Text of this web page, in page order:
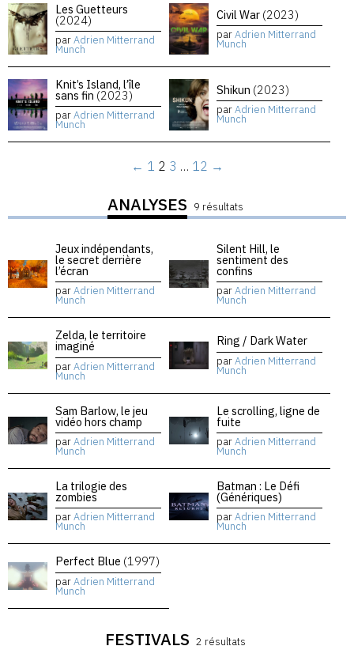
Les Guetteurs
(2024)
parAdrien Mitterrand
Munch
Civil War (2023)
parAdrien Mitterrand
Munch
Knit’s Island, l’île
sans fin (2023)
parAdrien Mitterrand
Munch
Shikun (2023)
parAdrien Mitterrand
Munch
← 1 2 3 … 12 →
ANALYSES 9 résultats
Jeux indépendants,
le secret derrière
l’écran
parAdrien Mitterrand
Munch
Silent Hill, le
sentiment des
confins
parAdrien Mitterrand
Munch
Zelda, le territoire
imaginé
parAdrien Mitterrand
Munch
Ring / Dark Water
parAdrien Mitterrand
Munch
Sam Barlow, le jeu
vidéo hors champ
parAdrien Mitterrand
Munch
Le scrolling, ligne de
fuite
parAdrien Mitterrand
Munch
La trilogie des
zombies
parAdrien Mitterrand
Munch
Batman : Le Défi
(Génériques)
parAdrien Mitterrand
Munch
Perfect Blue (1997)
parAdrien Mitterrand
Munch
FESTIVALS 2 résultats